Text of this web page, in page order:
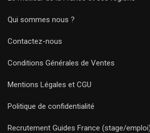
Qui sommes nous ?
Contactez-nous
Conditions Générales de Ventes
Mentions Légales et CGU
Politique de confidentialité
Recrutement Guides France (stage/emploi)